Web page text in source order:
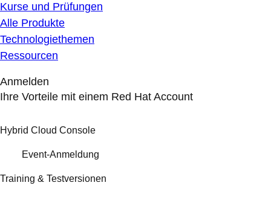
Kurse und Prüfungen
Alle Produkte
Technologiethemen
Ressourcen
Anmelden
Ihre Vorteile mit einem Red Hat Account
Hybrid Cloud Console
Event-Anmeldung
Training & Testversionen